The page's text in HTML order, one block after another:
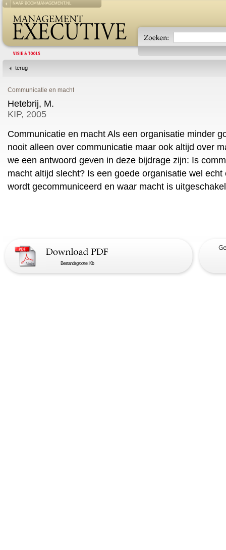
NAAR BOOMMANAGEMENT.NL
terug
Communicatie en macht
Hetebrij, M.
KIP, 2005
Communicatie en macht Als een organisatie minder
nooit alleen over communicatie maar ook altijd over
we een antwoord geven in deze bijdrage zijn: Is
macht altijd slecht? Is een goede organisatie wel
wordt gecommuniceerd en waar macht is
Bestandsgrootte: Kb